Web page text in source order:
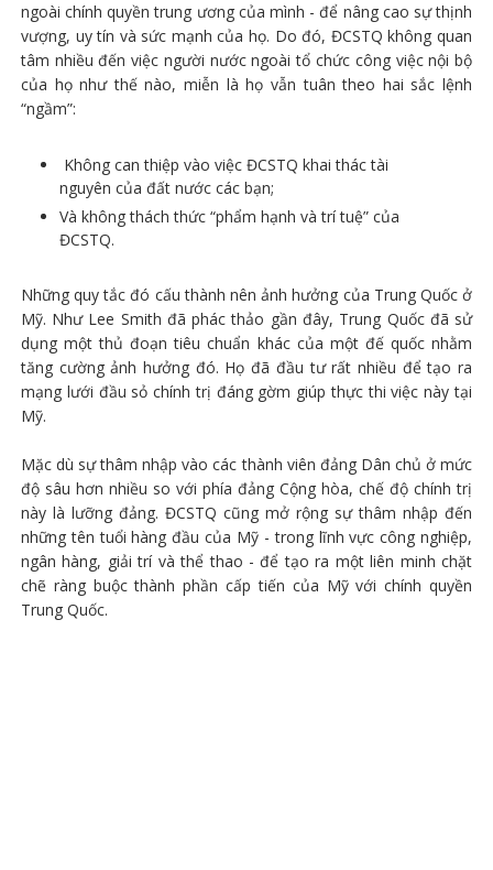
ngoài chính quyền trung ương của mình - để nâng cao sự thịnh
vượng, uy tín và sức mạnh của họ. Do đó, ĐCSTQ không quan
tâm nhiều đến việc người nước ngoài tổ chức công việc nội bộ
của họ như thế nào, miễn là họ vẫn tuân theo hai sắc lệnh
“ngầm”:
Không can thiệp vào việc ĐCSTQ khai thác tài
nguyên của đất nước các bạn;
Và không thách thức “phẩm hạnh và trí tuệ” của
ĐCSTQ.
Những quy tắc đó cấu thành nên ảnh hưởng của Trung Quốc ở
Mỹ. Như Lee Smith đã phác thảo gần đây, Trung Quốc đã sử
dụng một thủ đoạn tiêu chuẩn khác của một đế quốc nhằm
tăng cường ảnh hưởng đó. Họ đã đầu tư rất nhiều để tạo ra
mạng lưới đầu sỏ chính trị đáng gờm giúp thực thi việc này tại
Mỹ.
Mặc dù sự thâm nhập vào các thành viên đảng Dân chủ ở mức
độ sâu hơn nhiều so với phía đảng Cộng hòa, chế độ chính trị
này là lưỡng đảng. ĐCSTQ cũng mở rộng sự thâm nhập đến
những tên tuổi hàng đầu của Mỹ - trong lĩnh vực công nghiệp,
ngân hàng, giải trí và thể thao - để tạo ra một liên minh chặt
chẽ ràng buộc thành phần cấp tiến của Mỹ với chính quyền
Trung Quốc.